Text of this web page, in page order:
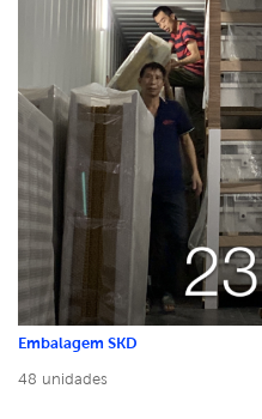
Embalagem SKD
48 unidades